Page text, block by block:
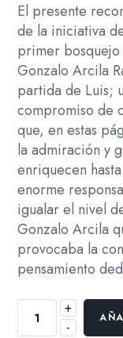
El presente
de la iniciativa
primer
Gonzalo Arcila
partida de Luis;
compromiso de
que, en estas
la admiración y
enriquecen
enorme
igualar el nivel
Gonzalo Arcila
provocaba la
pensamiento
-
Homenaje
+